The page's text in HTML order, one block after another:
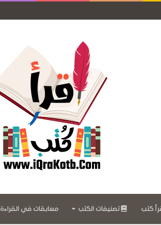
كتب تصنيفات الكتب مسابقات في القراءة